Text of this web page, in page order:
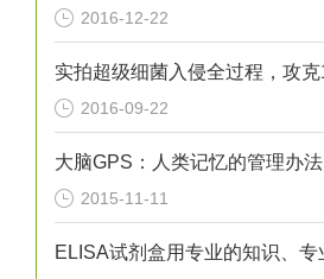
2016-12-22
2016-09-22
大脑GPS：人类记忆的管理办法
2015-11-11